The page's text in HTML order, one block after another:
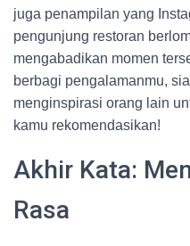
juga penampilan yang
pengunjung restoran
mengabadikan momen
berbagi pengalamanmu,
menginspirasi orang lain
kamu rekomendasikan!
Akhir Kata:
Rasa